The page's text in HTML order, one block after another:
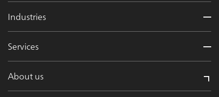
Industries
Services
About us